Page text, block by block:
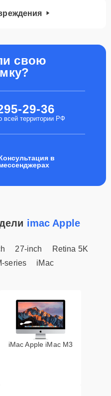
свою
29-36
всей территории РФ
в
imac Apple
27-inch
Retina 5K
series iMac
iMac Apple iMac M3